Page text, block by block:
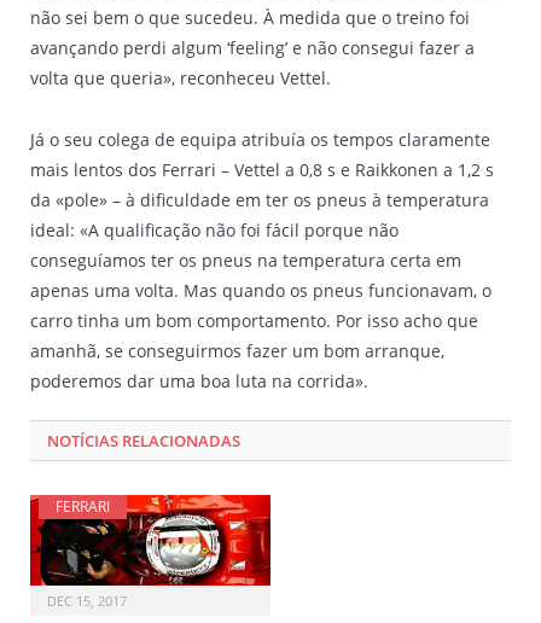
não sei bem o que sucedeu. À medida que o treino foi
avançando perdi algum ‘feeling’ e não consegui fazer a
volta que queria», reconheceu Vettel.
Já o seu colega de equipa atribuía os tempos claramente
mais lentos dos Ferrari – Vettel a 0,8 s e Raikkonen a 1,2 s
da «pole» – à dificuldade em ter os pneus à temperatura
ideal: «A qualificação não foi fácil porque não
conseguíamos ter os pneus na temperatura certa em
apenas uma volta. Mas quando os pneus funcionavam, o
carro tinha um bom comportamento. Por isso acho que
amanhã, se conseguirmos fazer um bom arranque,
poderemos dar uma boa luta na corrida».
NOTÍCIAS RELACIONADAS
FERRARI
DEC 15, 2017